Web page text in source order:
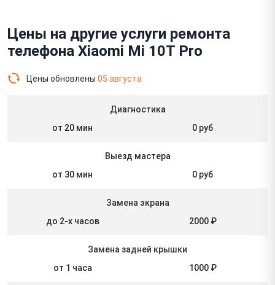
Цены на другие услуги ремонта
телефона Xiaomi Mi 10T Pro
Цены обновлены 05 августа
Диагностика
от 20 мин
0 руб
Выезд мастера
от 30 мин
0 руб
Замена экрана
до 2-х часов
2000 ₽
Замена задней крышки
от 1 часа
1000 ₽